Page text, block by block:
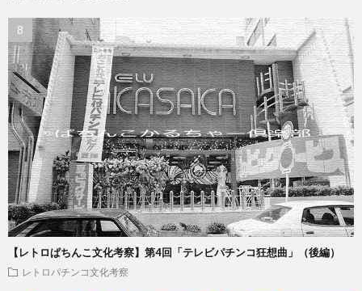
【レトロぱちんこ文化考察】第4回「テレビパチンコ狂想曲」（後編）
レトロパチンコ文化考察